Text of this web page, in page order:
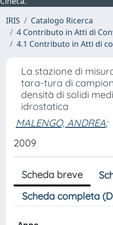
IRIS
Catalogo Ricerca
4 Contributo in Atti di
4.1 Contributo in Atti di
La stazione di
tara-tura di
densità di solidi
idrostatica
MALENGO, ANDREA;
2009
Scheda breve
Scheda completa